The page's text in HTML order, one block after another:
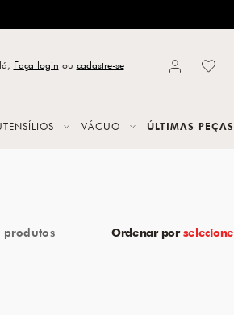
Faça login ou cadastre-se
VÁCUO ÚLTIMAS PEÇAS
Ordenar por selecione